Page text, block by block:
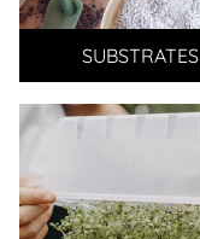
SUBSTRATES